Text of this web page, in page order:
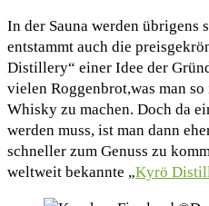
In der Sauna werden übrigens
entstammt auch die
Distillery“ einer Idee der
vielen Roggenbrot,was man
Whisky zu machen. Doch da
werden muss, ist man dann
schneller zum Genuss zu
weltweit bekannte „Kyrö